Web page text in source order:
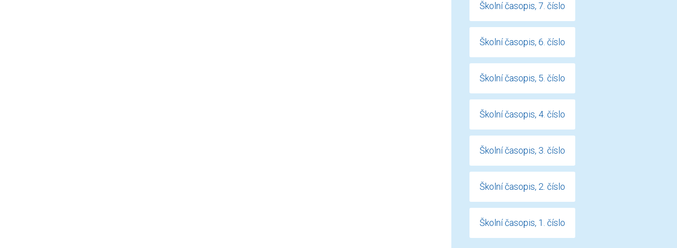
Školní časopis, 7. číslo
Školní časopis, 6. číslo
Školní časopis, 5. číslo
Školní časopis, 4. číslo
Školní časopis, 3. číslo
Školní časopis, 2. číslo
Školní časopis, 1. číslo